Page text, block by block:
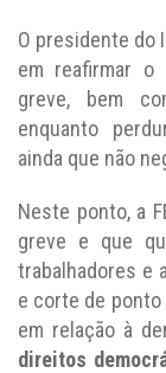
O presidente do
em reafirmar o
greve, bem
enquanto
ainda que não
Neste ponto, a
greve e que
trabalhadores e
e corte de
em relação à
direitos